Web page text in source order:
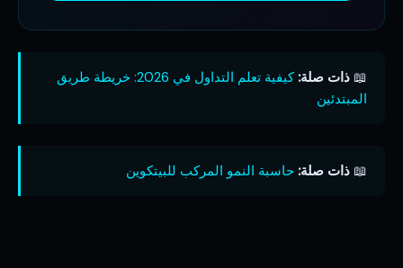
📖 ذات صلة:
كيفية تعلم التداول في 2026: خريطة طريق
المبتدئين
📖 ذات صلة: حاسبة النمو المركب للبيتكوين